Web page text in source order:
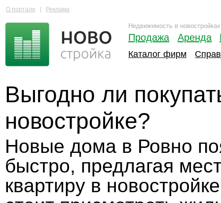
О портале Реклама
Недвижимость в
Продажа Аренда
Каталог фирм
Выгодно ли
новостройке?
Новые дома в Ровно
быстро, предлагая
квартиру в